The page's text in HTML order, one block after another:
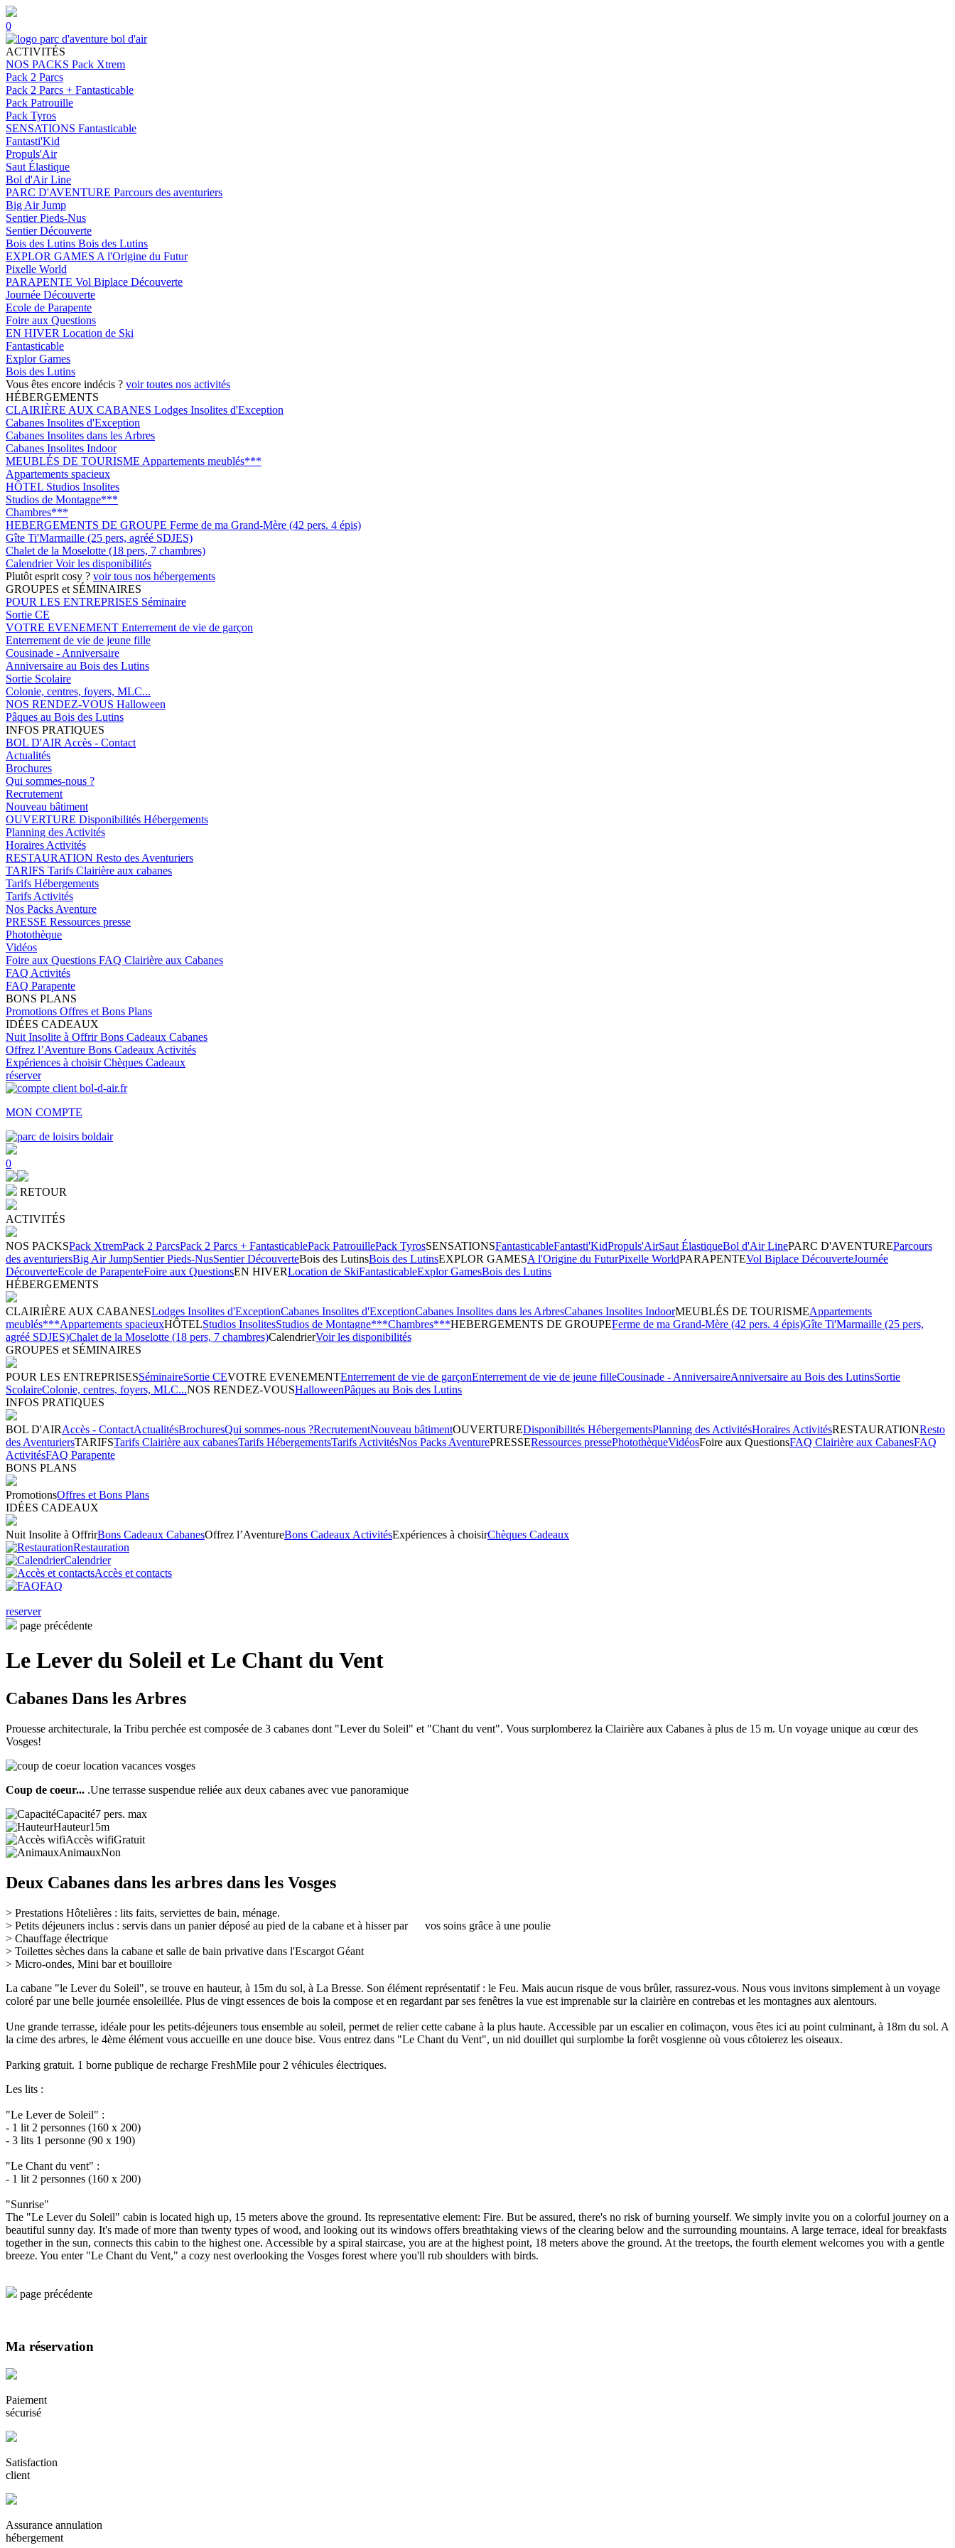
0
ACTIVITÉS
NOS PACKS Pack Xtrem
Pack 2 Parcs
Pack 2 Parcs + Fantasticable
Pack Patrouille
Pack Tyros
SENSATIONS Fantasticable
Fantasti'Kid
Propuls'Air
Saut Élastique
Bol d'Air Line
PARC D'AVENTURE Parcours des aventuriers
Big Air Jump
Sentier Pieds-Nus
Sentier Découverte
Bois des Lutins Bois des Lutins
EXPLOR GAMES A l'Origine du Futur
Pixelle World
PARAPENTE Vol Biplace Découverte
Journée Découverte
Ecole de Parapente
Foire aux Questions
EN HIVER Location de Ski
Fantasticable
Explor Games
Bois des Lutins
Vous êtes encore indécis ? voir toutes nos activités
HÉBERGEMENTS
CLAIRIÈRE AUX CABANES Lodges Insolites d'Exception
Cabanes Insolites d'Exception
Cabanes Insolites dans les Arbres
Cabanes Insolites Indoor
MEUBLÉS DE TOURISME Appartements meublés***
Appartements spacieux
HÔTEL Studios Insolites
Studios de Montagne***
Chambres***
HEBERGEMENTS DE GROUPE Ferme de ma Grand-Mère (42 pers. 4 épis)
Gîte Ti'Marmaille (25 pers, agréé SDJES)
Chalet de la Moselotte (18 pers, 7 chambres)
CalendrierVoir les disponibilités
Plutôt esprit cosy ? voir tous nos hébergements
GROUPES et SÉMINAIRES
POUR LES ENTREPRISES Séminaire
Sortie CE
VOTRE EVENEMENT Enterrement de vie de garçon
Enterrement de vie de jeune fille
Cousinade - Anniversaire
Anniversaire au Bois des Lutins
Sortie Scolaire
Colonie, centres, foyers, MLC...
NOS RENDEZ-VOUS Halloween
Pâques au Bois des Lutins
INFOS PRATIQUES
BOL D'AIR Accès - Contact
Actualités
Brochures
Qui sommes-nous ?
Recrutement
Nouveau bâtiment
OUVERTURE Disponibilités Hébergements
Planning des Activités
Horaires Activités
RESTAURATION Resto des Aventuriers
TARIFS Tarifs Clairière aux cabanes
Tarifs Hébergements
Tarifs Activités
Nos Packs Aventure
PRESSE Ressources presse
Photothèque
Vidéos
Foire aux Questions FAQ Clairière aux Cabanes
FAQ Activités
FAQ Parapente
BONS PLANS
Promotions Offres et Bons Plans
IDÉES CADEAUX
Nuit Insolite à OffrirBons Cadeaux Cabanes
Offrez l’Aventure Bons Cadeaux Activités
Expériences à choisirChèques Cadeaux
réserver
MON COMPTE
0
RETOUR
ACTIVITÉS
NOS PACKSPack XtremPack 2 ParcsPack 2 Parcs + FantasticablePack PatrouillePack TyrosSENSATIONSFantasticableFantasti'KidPropuls'AirSaut ÉlastiqueBol d'Air LinePARC D'AVENTUREParcours
des aventuriersBig Air JumpSentier Pieds-NusSentier DécouverteBois des LutinsBois des LutinsEXPLOR GAMESA l'Origine du FuturPixelle WorldPARAPENTEVol Biplace DécouverteJournée
DécouverteEcole de ParapenteFoire aux QuestionsEN HIVERLocation de SkiFantasticableExplor GamesBois des Lutins
HÉBERGEMENTS
CLAIRIÈRE AUX CABANESLodges Insolites d'ExceptionCabanes Insolites d'ExceptionCabanes Insolites dans les ArbresCabanes Insolites IndoorMEUBLÉS DE TOURISMEAppartements
meublés***Appartements spacieuxHÔTELStudios InsolitesStudios de Montagne***Chambres***HEBERGEMENTS DE GROUPEFerme de ma Grand-Mère (42 pers. 4 épis)Gîte Ti'Marmaille (25 pers,
agréé SDJES)Chalet de la Moselotte (18 pers, 7 chambres)CalendrierVoir les disponibilités
GROUPES et SÉMINAIRES
POUR LES ENTREPRISESSéminaireSortie CEVOTRE EVENEMENTEnterrement de vie de garçonEnterrement de vie de jeune filleCousinade - AnniversaireAnniversaire au Bois des LutinsSortie
ScolaireColonie, centres, foyers, MLC...NOS RENDEZ-VOUSHalloweenPâques au Bois des Lutins
INFOS PRATIQUES
BOL D'AIRAccès - ContactActualitésBrochuresQui sommes-nous ?RecrutementNouveau bâtimentOUVERTUREDisponibilités HébergementsPlanning des ActivitésHoraires ActivitésRESTAURATIONResto
des AventuriersTARIFSTarifs Clairière aux cabanesTarifs HébergementsTarifs ActivitésNos Packs AventurePRESSERessources pressePhotothèqueVidéosFoire aux QuestionsFAQ Clairière aux CabanesFAQ
ActivitésFAQ Parapente
BONS PLANS
PromotionsOffres et Bons Plans
IDÉES CADEAUX
Nuit Insolite à OffrirBons Cadeaux CabanesOffrez l’AventureBons Cadeaux ActivitésExpériences à choisirChèques Cadeaux
Restauration
Calendrier
Accès et contacts
FAQ
reserver
page précédente
Le Lever du Soleil et Le Chant du Vent
Cabanes Dans les Arbres
Prouesse architecturale, la Tribu perchée est composée de 3 cabanes dont "Lever du Soleil" et "Chant du vent". Vous surplomberez la Clairière aux Cabanes à plus de 15 m. Un voyage unique au cœur des
Vosges!
Coup de coeur... .Une terrasse suspendue reliée aux deux cabanes avec vue panoramique
Capacité7 pers. max
Hauteur15m
Accès wifiGratuit
AnimauxNon
Deux Cabanes dans les arbres dans les Vosges
> Prestations Hôtelières : lits faits, serviettes de bain, ménage.
> Petits déjeuners inclus : servis dans un panier déposé au pied de la cabane et à hisser par vos soins grâce à une poulie
> Chauffage électrique
> Toilettes sèches dans la cabane et salle de bain privative dans l'Escargot Géant
> Micro-ondes, Mini bar et bouilloire
La cabane "le Lever du Soleil", se trouve en hauteur, à 15m du sol, à La Bresse. Son élément représentatif : le Feu. Mais aucun risque de vous brûler, rassurez-vous. Nous vous invitons simplement à un voyage
coloré par une belle journée ensoleillée. Plus de vingt essences de bois la compose et en regardant par ses fenêtres la vue est imprenable sur la clairière en contrebas et les montagnes aux alentours.
Une grande terrasse, idéale pour les petits-déjeuners tous ensemble au soleil, permet de relier cette cabane à la plus haute. Accessible par un escalier en colimaçon, vous êtes ici au point culminant, à 18m du sol. A
la cime des arbres, le 4ème élément vous accueille en une douce bise. Vous entrez dans "Le Chant du Vent", un nid douillet qui surplombe la forêt vosgienne où vous côtoierez les oiseaux.
Parking gratuit. 1 borne publique de recharge FreshMile pour 2 véhicules électriques.
Les lits :
"Le Lever de Soleil" :
- 1 lit 2 personnes (160 x 200)
- 3 lits 1 personne (90 x 190)
"Le Chant du vent" :
- 1 lit 2 personnes (160 x 200)
"Sunrise"
The "Le Lever du Soleil" cabin is located high up, 15 meters above the ground. Its representative element: Fire. But be assured, there's no risk of burning yourself. We simply invite you on a colorful journey on a
beautiful sunny day. It's made of more than twenty types of wood, and looking out its windows offers breathtaking views of the clearing below and the surrounding mountains. A large terrace, ideal for breakfasts
together in the sun, connects this cabin to the highest one. Accessible by a spiral staircase, you are at the highest point, 18 meters above the ground. At the treetops, the fourth element welcomes you with a gentle
breeze. You enter "Le Chant du Vent," a cozy nest overlooking the Vosges forest where you'll rub shoulders with birds.
page précédente
Ma réservation
Paiement
sécurisé
Satisfaction
client
Assurance annulation
hébergement